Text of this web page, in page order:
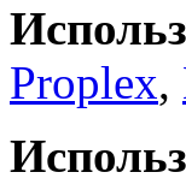
Proplex,